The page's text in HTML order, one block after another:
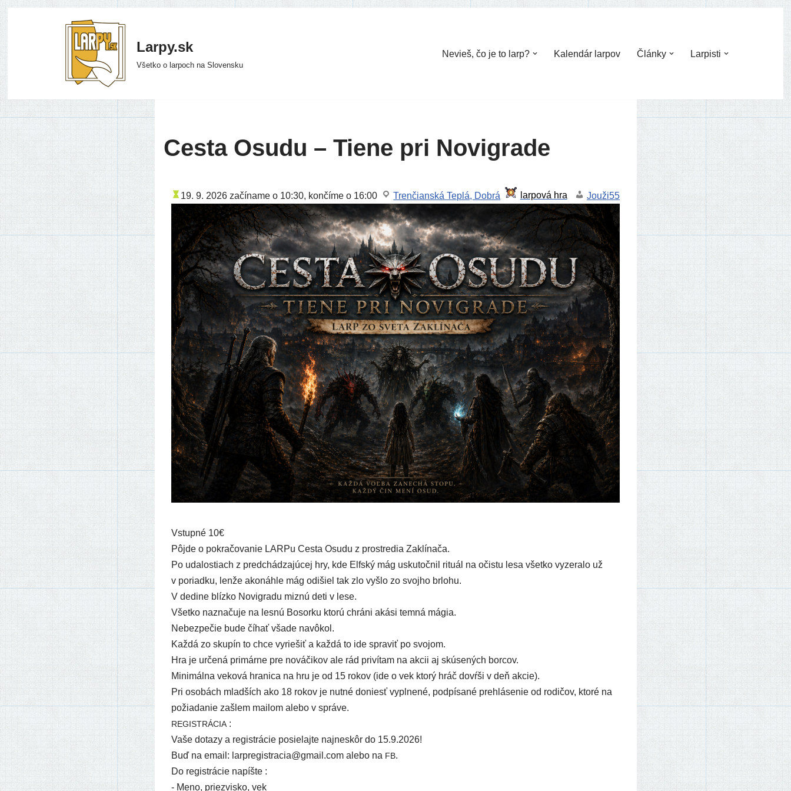
Larpy.sk
Všetko o larpoch na Slovensku
Nevieš, čo je to larp? Kalendár larpov Články Larpisti
Cesta Osudu – Tiene pri Novigrade
19. 9. 2026 začí­na­me o 10:30, kon­čí­me o 16:00 Trenčianská Teplá, Dobrá Jouži55
Vstupné 10€
Pôjde o pokra­čo­va­nie LARPu Cesta Osudu z pro­stre­dia Zaklínača.
Po uda­los­tiach z pred­chá­dza­jú­cej hry, kde Elfský mág usku­toč­nil ritu­ál na očis­tu lesa všet­ko vyze­ra­lo už
v poriad­ku, len­že ako­náh­le mág odišiel tak zlo vyšlo zo svoj­ho brlohu.
V dedi­ne blíz­ko Novigradu miz­nú deti v lese.
Všetko naz­na­ču­je na les­nú Bosorku kto­rú chrá­ni aká­si tem­ná mágia.
Nebezpečie bude číhať vša­de navô­kol.
Každá zo sku­pín to chce vyrie­šiť a kaž­dá to ide spra­viť po svojom.
Hra je urče­ná pri­már­ne pre nová­či­kov ale rád pri­ví­tam na akcii aj skú­se­ných bor­cov.
Minimálna veko­vá hra­ni­ca na hru je od 15 rokov (ide o vek kto­rý hráč dovŕ­ši v deň akcie).
Pri oso­bách mlad­ších ako 18 rokov je nut­né doniesť vypl­ne­né, pod­pí­sa­né pre­hlá­se­nie od rodi­čov, kto­ré na
požia­da­nie zašlem mai­lom ale­bo v správe.
REGISTRÁCIA:
Vaše dota­zy a regis­trá­cie posie­laj­te naj­ne­skôr do 15.9.2026!
Buď na email: larpregistracia@gmail.com ale­bo na FB.
Do regis­trá­cie napíš­te :
- Meno, priez­vis­ko, vek